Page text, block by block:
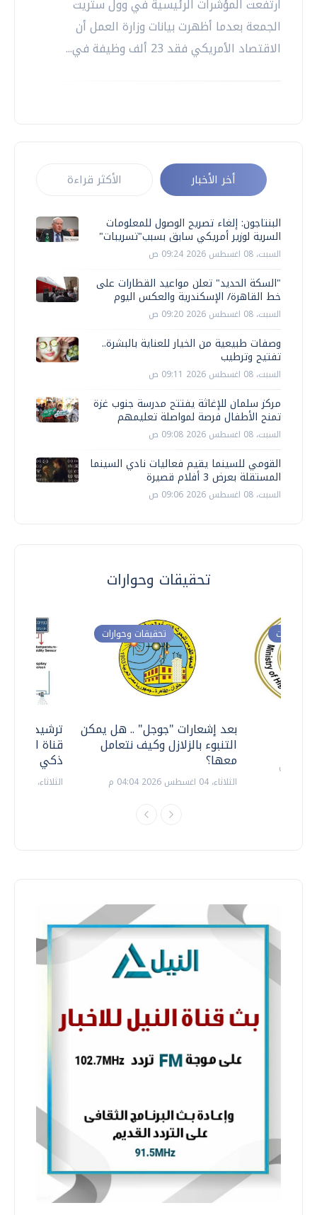
ارتفعت المؤشرات الرئيسية في وول ستريت
الجمعة بعدما أظهرت بيانات وزارة العمل أن
الاقتصاد الأمريكي فقد 23 ألف وظيفة في...
أخر الأخبار الأكثر قراءة
البنتاجون: إلغاء تصريح الوصول للمعلومات
السرية لوزير أمريكي سابق بسبب"تسريبات"
السبت، 08 اغسطس 2026 09:24 ص
"السكة الحديد" تعلن مواعيد القطارات على
خط القاهرة/ الإسكندرية والعكس اليوم
السبت، 08 اغسطس 2026 09:20 ص
وصفات طبيعية من الخيار للعناية بالبشرة..
تفتيح وترطيب
السبت، 08 اغسطس 2026 09:11 ص
مركز سلمان للإغاثة يفتتح مدرسة جنوب غزة
تمنح الأطفال فرصة لمواصلة تعليمهم
السبت، 08 اغسطس 2026 09:08 ص
القومي للسينما يقيم فعاليات نادي السينما
المستقلة بعرض 3 أفلام قصيرة
السبت، 08 اغسطس 2026 09:06 ص
تحقيقات وحوارات
ترشيدا
قناة
ذكي
الثلاثاء، 14 يوليو 2026 06:11 م
تحقيقات وحوارات
بعد إشعارات "جوجل" .. هل يمكن
التنبوء بالزلازل وكيف نتعامل
معها؟
الثلاثاء، 04 اغسطس 2026 04:04 م
وحوارات